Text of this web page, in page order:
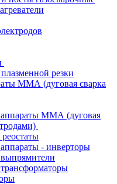
резки
ММА (дуговая сварка
ММА (дуговая
- инверторы